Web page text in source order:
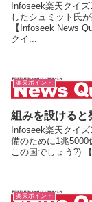
Infoseek楽天クイ
したシュミット氏
【Infoseek News
クイ...
楽天ポイント
組みを設けると
Infoseek楽天クイ
備のために1兆
この国でしょう?)
楽天ポイント